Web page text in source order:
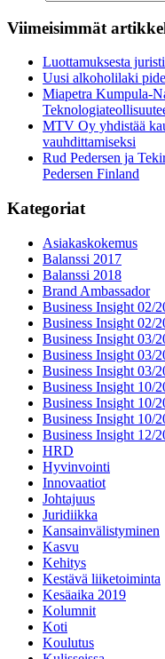
Viimeisimmät
Luottamuksesta
Uusi alkoholilaki
Miapetra Kumpula-
MTV Oy yhdistää
vauhdittamiseksi
Rud Pedersen ja
Pedersen Finland
Kategoriat
Asiakaskokemus
Balanssi 2017
Balanssi 2018
Brand Ambassador
Business Insight 02/
Business Insight 02/
Business Insight 03/
Business Insight 03/
Business Insight 03/
Business Insight 10/
Business Insight 10/
Business Insight 10/
Business Insight 12/
HRD
Hyvinvointi
Innovaatiot
Johtajuus
Juridiikka
Kansainvälistyminen
Kasvu
Kehitys
Kestävä liiketoiminta
Kesäaika 2019
Kolumnit
Koti
Koulutus